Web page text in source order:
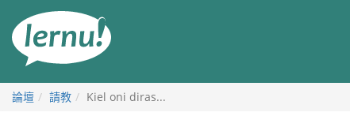
論壇 請教 Kiel oni diras...